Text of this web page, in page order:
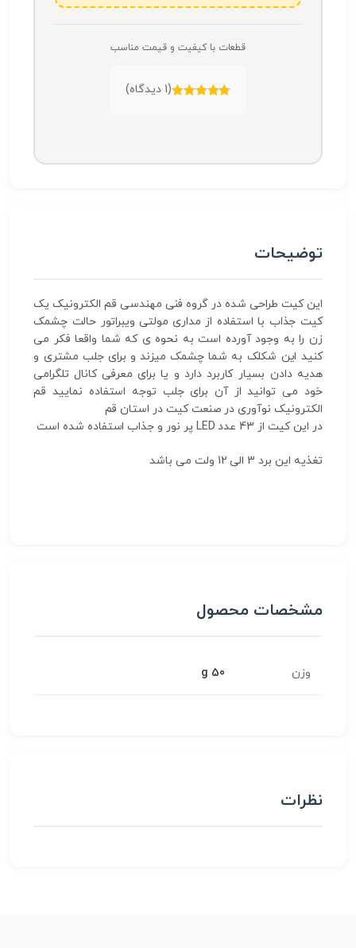
قطعات با کیفیت و قیمت مناسب
(
1 دیدگاه)
توضیحات
این کیت طراحی شده در گروه فنی مهندسی قم الکترونیک یک
کیت جذاب با استفاده از مداری مولتی ویبراتور حالت چشمک
زن را به وجود آورده است به نحوه ی که شما واقعا فکر می
کنید این شکلک به شما چشمک میزند و برای جلب مشتری و
هدیه دادن بسیار کاربرد دارد و یا برای معرفی کانال تلگرامی
خود می توانید از آن برای جلب توجه استفاده نمایید قم
الکترونیک نوآوری در صنعت کیت در استان قم
در این کیت از 43 عدد LED پر نور و جذاب استفاده شده است
تغذیه این برد 3 الی 12 ولت می باشد
مشخصات محصول
وزن 50 g
نظرات